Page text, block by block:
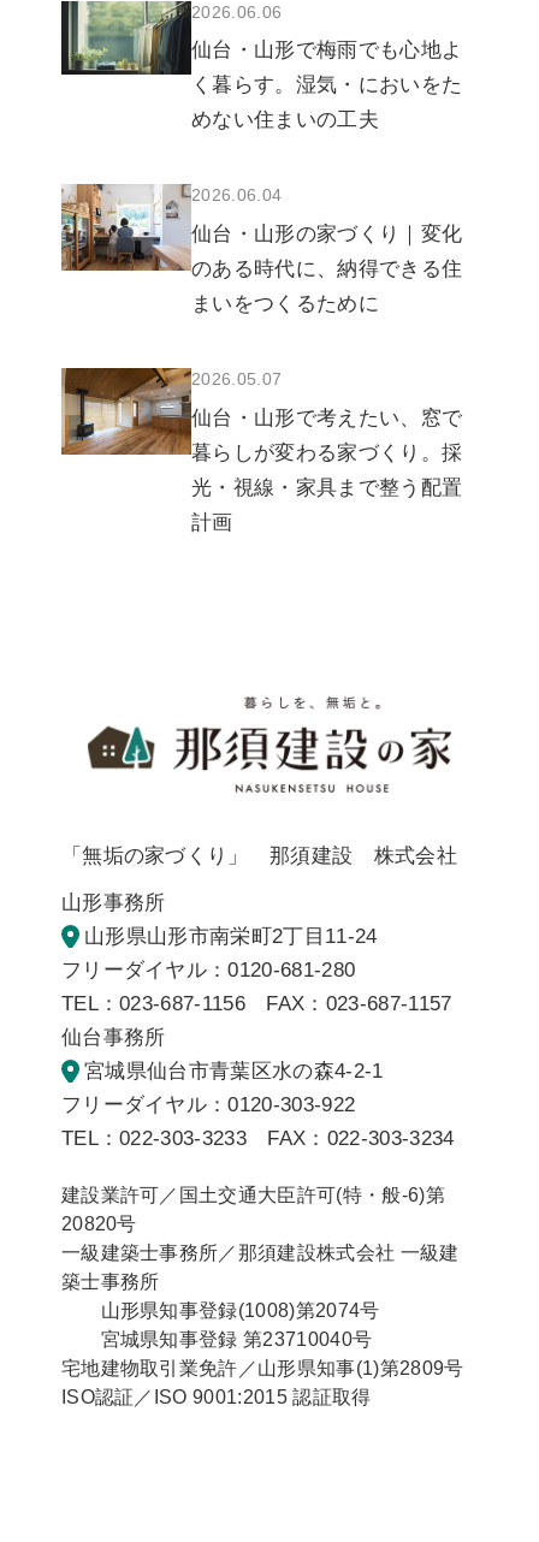
2026.06.06
仙台・山形で梅雨でも心地よ
く暮らす。湿気・においをた
めない住まいの工夫
2026.06.04
仙台・山形の家づくり｜変化
のある時代に、納得できる住
まいをつくるために
2026.05.07
仙台・山形で考えたい、窓で
暮らしが変わる家づくり。採
光・視線・家具まで整う配置
計画
「無垢の家づくり」 那須建設 株式会社
山形事務所
山形県山形市南栄町2丁目11-24
フリーダイヤル：0120-681-280
TEL：023-687-1156 FAX：023-687-1157
仙台事務所
宮城県仙台市青葉区水の森4-2-1
フリーダイヤル：0120-303-922
TEL：022-303-3233 FAX：022-303-3234
建設業許可／国土交通大臣許可(特・般-6)第
20820号
一級建築士事務所／那須建設株式会社 一級建
築士事務所
山形県知事登録(1008)第2074号
宮城県知事登録 第23710040号
宅地建物取引業免許／山形県知事(1)第2809号
ISO認証／ISO 9001:2015 認証取得